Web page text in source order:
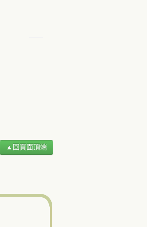
▲回頁面頂端